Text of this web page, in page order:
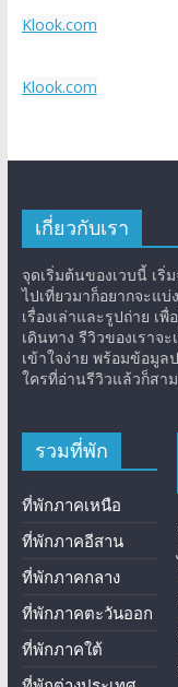
Klook.com
Klook.com
เกี่ยวกับเรา
จุดเริ่มต้นของเวบนี้ เริ่
ไปเที่ยวมาก็อยากจะแ
เรื่องเล่าและรูปถ่าย เ
เดินทาง รีวิวของเราจ
เข้าใจง่าย พร้อมข้อมู
ใครที่อ่านรีวิวแล้วก็สา
รวมที่พัก
ที่พักภาคเหนือ
ที่พักภาคอีสาน
ที่พักภาคกลาง
ที่พักภาคตะวันออก
ที่พักภาคใต้